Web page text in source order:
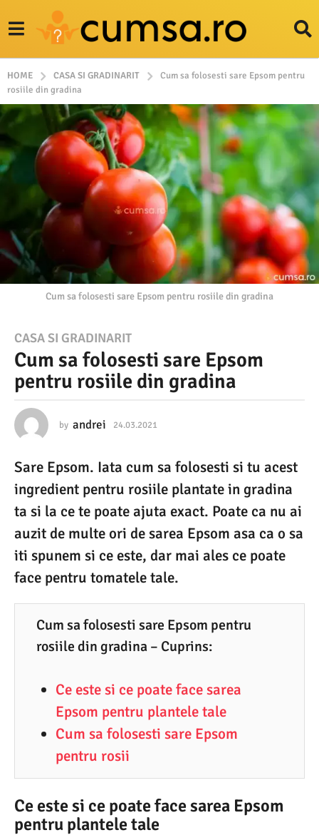
HOME CASA SI GRADINARIT
Cum sa folosesti sare Epsom pentru
rosiile din gradina
Cum sa folosesti sare Epsom pentru rosiile din gradina
2
4
.
3
2
0
2
1
2
4
.
CASA SI GRADINARIT
Cum sa folosesti sare Epsom
pentru rosiile din gradina
by andrei 24.03.2021
0
.
2
0
2
Sare Epsom. Iata cum sa folosesti si tu acest
ingredient pentru rosiile plantate in gradina
ta si la ce te poate ajuta exact. Poate ca nu ai
auzit de multe ori de sarea Epsom asa ca o sa
iti spunem si ce este, dar mai ales ce poate
face pentru tomatele tale.
Cum sa folosesti sare Epsom pentru
rosiile din gradina – Cuprins:
Ce este si ce poate face sarea
Epsom pentru plantele tale
Cum sa folosesti sare Epsom
pentru rosii
Ce este si ce poate face sarea Epsom
pentru plantele tale